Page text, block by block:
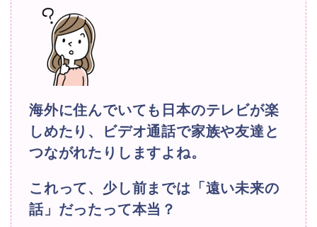
海外に住んでいても日本のテレビが楽
しめたり、ビデオ通話で家族や友達と
つながれたりしますよね。
これって、少し前までは「遠い未来の
話」だったって本当？